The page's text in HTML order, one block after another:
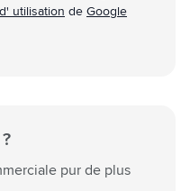
utilisation de Google
pur de plus